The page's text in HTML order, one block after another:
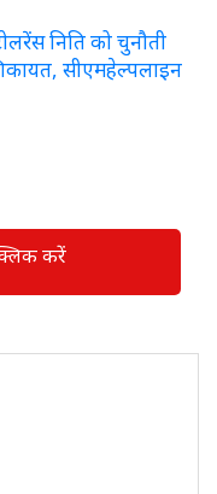
निति को चुनौती
सीएमहेल्पलाइन
करें